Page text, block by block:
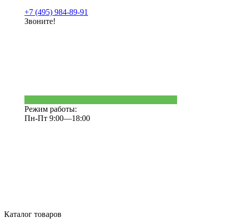
+7 (495) 984-89-91
Звоните!
Режим работы:
Пн-Пт 9:00—18:00
Каталог товаров